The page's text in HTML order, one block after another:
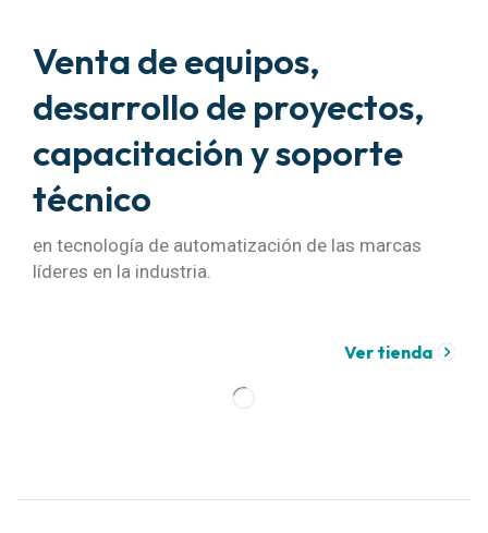
Venta de equipos,
desarrollo de proyectos,
capacitación y soporte
técnico
en tecnología de automatización de las marcas
líderes en la industria.
Ver tienda